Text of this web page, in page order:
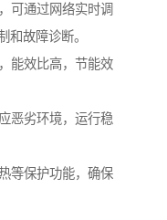
可通过网络实时调
和故障诊断。
能效比高，节能效
恶劣环境，运行稳
等保护功能，确保